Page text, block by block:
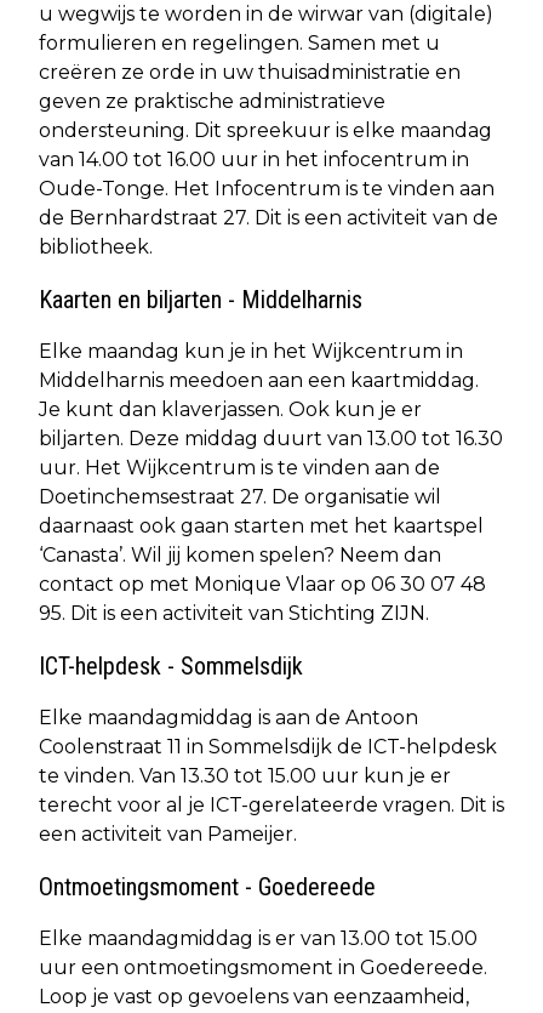
u wegwijs te worden in de wirwar van (digitale)
formulieren en regelingen. Samen met u
creëren ze orde in uw thuisadministratie en
geven ze praktische administratieve
ondersteuning. Dit spreekuur is elke maandag
van 14.00 tot 16.00 uur in het infocentrum in
Oude-Tonge. Het Infocentrum is te vinden aan
de Bernhardstraat 27. Dit is een activiteit van de
bibliotheek.
Kaarten en biljarten - Middelharnis
Elke maandag kun je in het Wijkcentrum in
Middelharnis meedoen aan een kaartmiddag.
Je kunt dan klaverjassen. Ook kun je er
biljarten. Deze middag duurt van 13.00 tot 16.30
uur. Het Wijkcentrum is te vinden aan de
Doetinchemsestraat 27. De organisatie wil
daarnaast ook gaan starten met het kaartspel
‘Canasta’. Wil jij komen spelen? Neem dan
contact op met Monique Vlaar op 06 30 07 48
95. Dit is een activiteit van Stichting ZIJN.
ICT-helpdesk - Sommelsdijk
Elke maandagmiddag is aan de Antoon
Coolenstraat 11 in Sommelsdijk de ICT-helpdesk
te vinden. Van 13.30 tot 15.00 uur kun je er
terecht voor al je ICT-gerelateerde vragen. Dit is
een activiteit van Pameijer.
Ontmoetingsmoment - Goedereede
Elke maandagmiddag is er van 13.00 tot 15.00
uur een ontmoetingsmoment in Goedereede.
Loop je vast op gevoelens van eenzaamheid,